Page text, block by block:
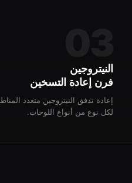
النيتروجين
فرن إعادة التسخين
إعادة تدفق النيتروجين متعدد
لكل نوع من أنواع اللوحات.